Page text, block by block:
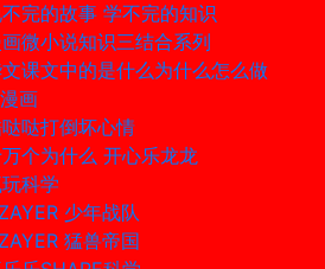
完的故事 学不完的知识
微小说知识三结合系列
课文中的是什么为什么怎么做
画
哒打倒坏心情
个为什么 开心乐龙龙
科学
少年战队
猛兽帝国